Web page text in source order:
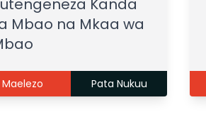
Kanda
Mbao na Mkaa wa
Maelezo Pata Nukuu